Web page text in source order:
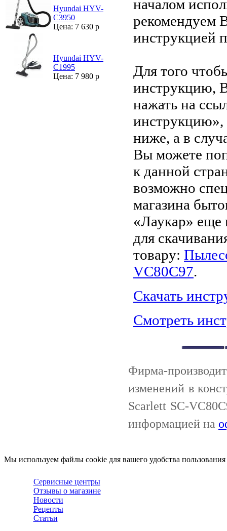
Hyundai HYV-
C3950
Цена: 7 630 р
Hyundai HYV-
C1995
Цена: 7 980 р
началом
рекомендуем
инструкцией
Для того
инструкцию,
нажать на
ниже, а в
Вы можете
к данной
возможно
магазина
«Лаукар» еще
для
товару:
VC80C97.
Скачать
Смотреть
Фирма-
изменений в
Scarlett SC-
информацией на
Мы используем файлы cookie для вашего удобства
Сервисные центры
Отзывы о магазине
Новости
Рецепты
Статьи